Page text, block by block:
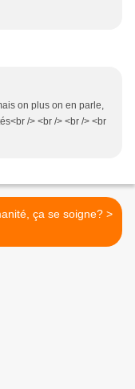
on plus on en parle,
/> <br /> <br /> <br
L'humanité, ça se soigne? >